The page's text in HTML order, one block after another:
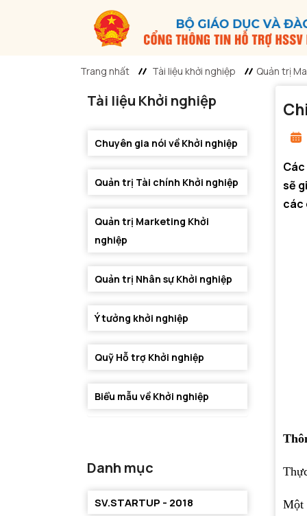
Trang nhất Tài liệu khởi nghiệp Quản trị
sẽ
các
Một
Tài liệu Khởi nghiệp
Chuyên gia nói về Khởi nghiệp
Quản trị Tài chính Khởi nghiệp
Quản trị Marketing Khởi
nghiệp
Quản trị Nhân sự Khởi nghiệp
Ý tưởng khởi nghiệp
Quỹ Hỗ trợ Khởi nghiệp
Biểu mẫu về Khởi nghiệp
Danh mục
SV.STARTUP - 2018